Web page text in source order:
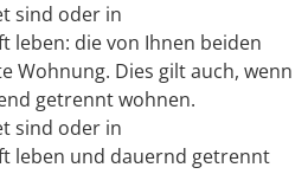
sind oder in
leben: die von Ihnen beiden
Wohnung. Dies gilt auch, wenn
getrennt wohnen.
sind oder in
leben und dauernd getrennt